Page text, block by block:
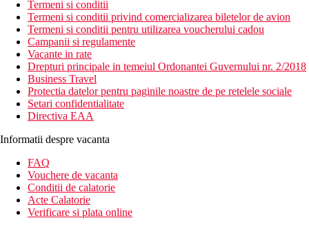
Termeni si conditii
Termeni si conditii privind comercializarea biletelor de avion
Termeni si conditii pentru utilizarea voucherului cadou
Campanii si regulamente
Vacante in rate
Drepturi principale in temeiul Ordonantei Guvernului nr. 2/2018
Business Travel
Protectia datelor pentru paginile noastre de pe retelele sociale
Setari confidentialitate
Directiva EAA
Informatii despre vacanta
FAQ
Vouchere de vacanta
Conditii de calatorie
Acte Calatorie
Verificare si plata online